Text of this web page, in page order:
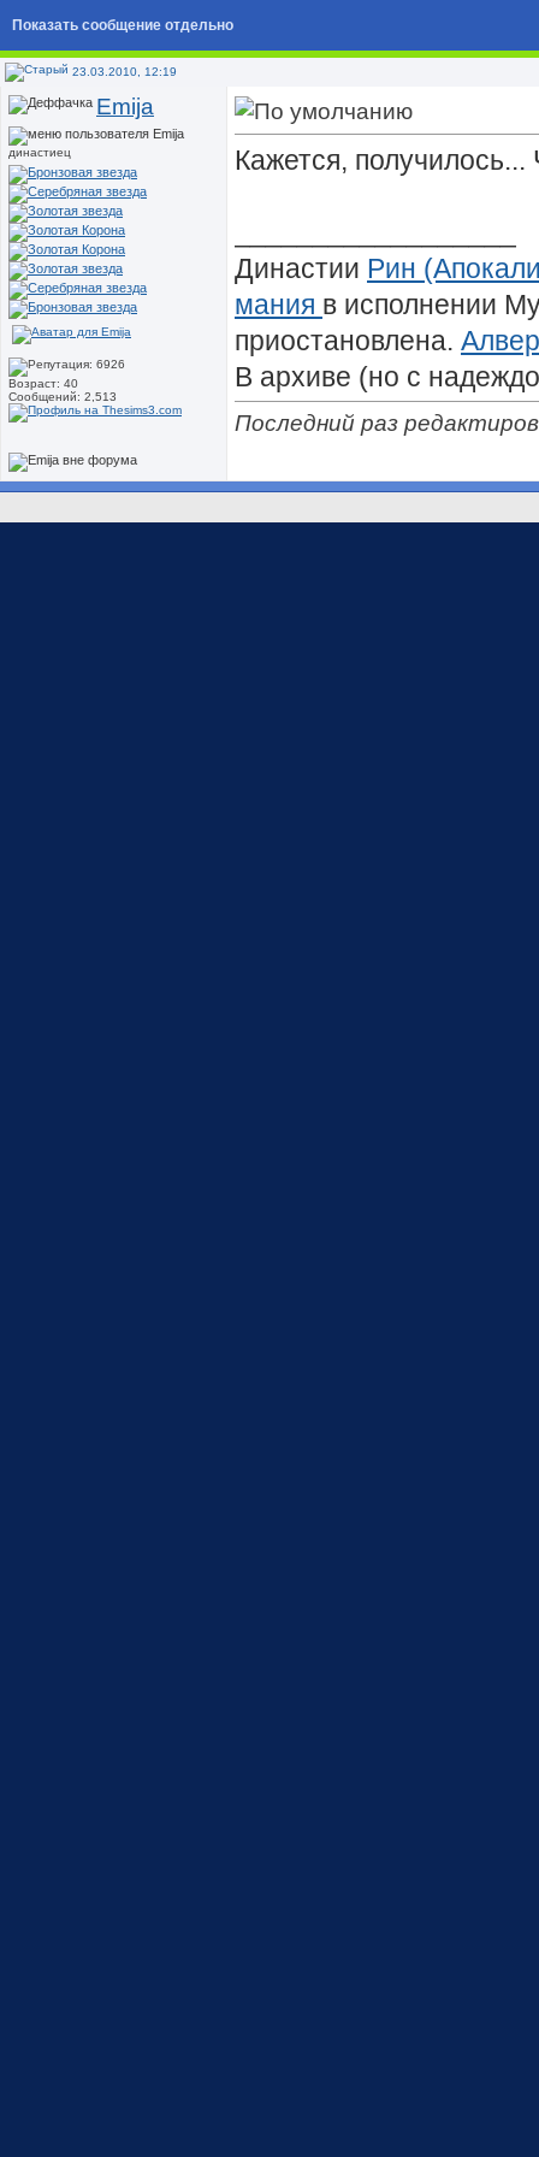
Показать сообщение отдельно
23.03.2010, 12:19
Emija
династиец
Возраст: 40
Сообщений: 2,513
Кажется, получилось...
Династии Рин
мания в исполнении
приостановлена.
В архиве (но с
потихонечку начинает
Последний раз